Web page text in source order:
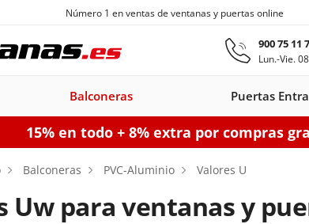
Número 1 en ventas de ventanas y puertas online
900 75 11
Lun.-Vie.
Ventanas
Balconeras Puertas
Puertas entrada
seccionales
15% en todo + 8% extra por compras
Balconeras PVC-Aluminio Valores U
Uw para ventanas y